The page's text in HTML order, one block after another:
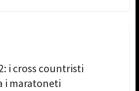
i cross countristi
i maratoneti